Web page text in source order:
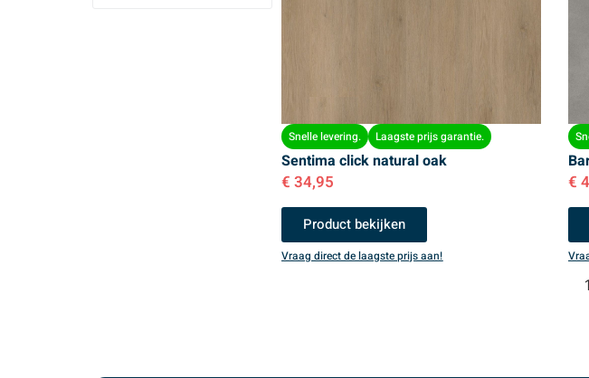
Snelle levering. Laagste prijs garantie.
Sentima click natural oak
€ 34,95
Product bekijken
Vraag direct de laagste prijs aan!
€
1